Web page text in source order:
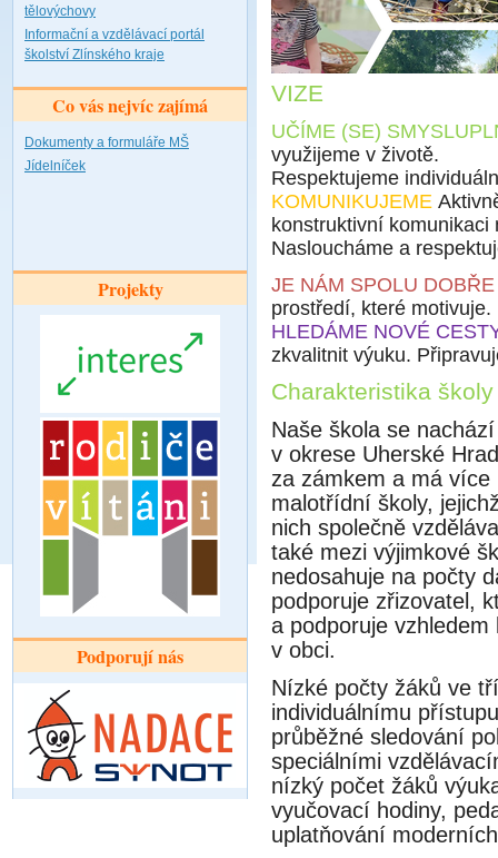
tělovýchovy
Informační a vzdělávací portál
školství Zlínského kraje
Co vás nejvíc zajímá
Dokumenty a formuláře MŠ
Jídelníček
Projekty
Podporují nás
VIZE
UČÍME (SE)
využijeme v životě.
Respektujeme
KOMUNIKUJEME
konstruktivní
Nasloucháme a
JE NÁM SPOLU
prostředí, které
HLEDÁME NOVÉ
zkvalitnit výuku.
Charakteristika školy
Naše škola se
v okrese Uherské
za zámkem a má
malotřídní školy,
nich společně
také mezi výjimkové
nedosahuje na počty
podporuje zřizovatel,
a podporuje
v obci.
Nízké počty žáků ve
individuálnímu
průběžné sledování
speciálními
nízký počet žáků
vyučovací hodiny,
uplatňování